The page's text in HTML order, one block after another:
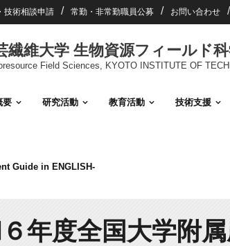
技術相談申請 常勤・非常勤職員公募 お問い合わせ
繊維大学 生物資源フィールド
Field Sciences, KYOTO INSTITUTE OF
要 研究活動 教育活動 技術支援
Guide in ENGLISH-
年度全国大学附